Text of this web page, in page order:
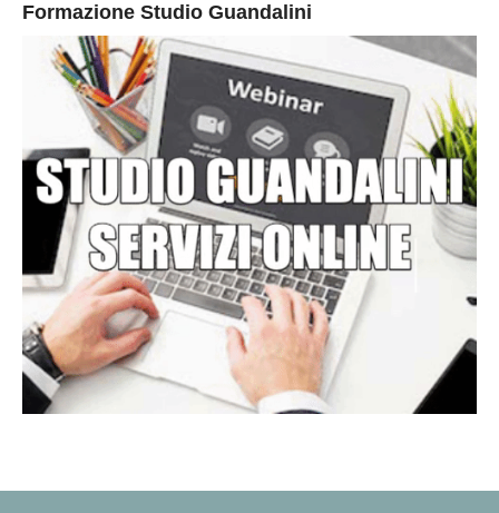
Formazione Studio Guandalini